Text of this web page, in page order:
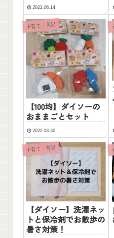
2022.06.14
子育て・育児
【100均】ダイソーの
おままごとセット
2022.03.30
子育て・育児
【ダイソー】洗濯ネッ
トと保冷剤でお散歩の
暑さ対策！